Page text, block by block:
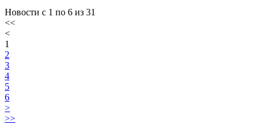
Новости с 1 по 6 из 31
<<
<
1
2
3
4
5
6
>
>>